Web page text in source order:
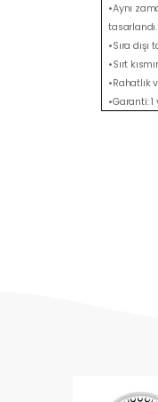
•Aynı
tasarlandı.
•Sıra
•Sırt
•Rahatlık
•Garanti: 1